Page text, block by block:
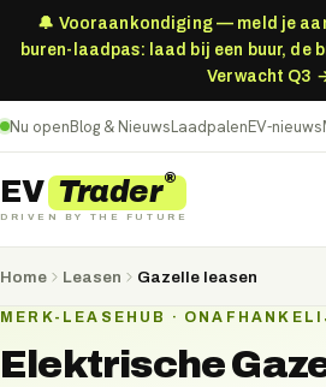
🔔 Vooraankondiging — meld je
buren-laadpas: laad bij een buur, de
Verwacht Q3
Nu openBlog & NieuwsLaadpalenEV-nieuws
EV Trader®
DRIVEN BY THE FUTURE
Home Leasen Gazelle leasen
MERK-LEASEHUB ·
Elektrische